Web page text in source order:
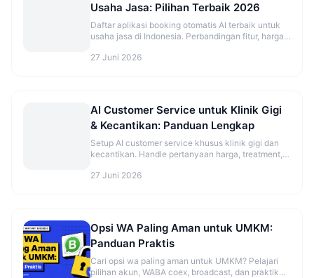
Usaha Jasa: Pilihan Terbaik 2026
Daftar aplikasi booking otomatis AI terbaik untuk
usaha jasa di Indonesia. Perbandingan fitur, harga,
27 Juni 2026
AI Customer Service untuk Klinik Gigi
& Kecantikan: Panduan Lengkap
Setup AI customer service khusus klinik gigi dan
kecantikan. Handle pertanyaan harga, treatment,
27 Juni 2026
Opsi WA Paling Aman untuk UMKM:
Panduan Praktis
Cari opsi wa paling aman untuk UMKM? Pelajari
pilihan akun, WABA coex, broadcast, dan praktik